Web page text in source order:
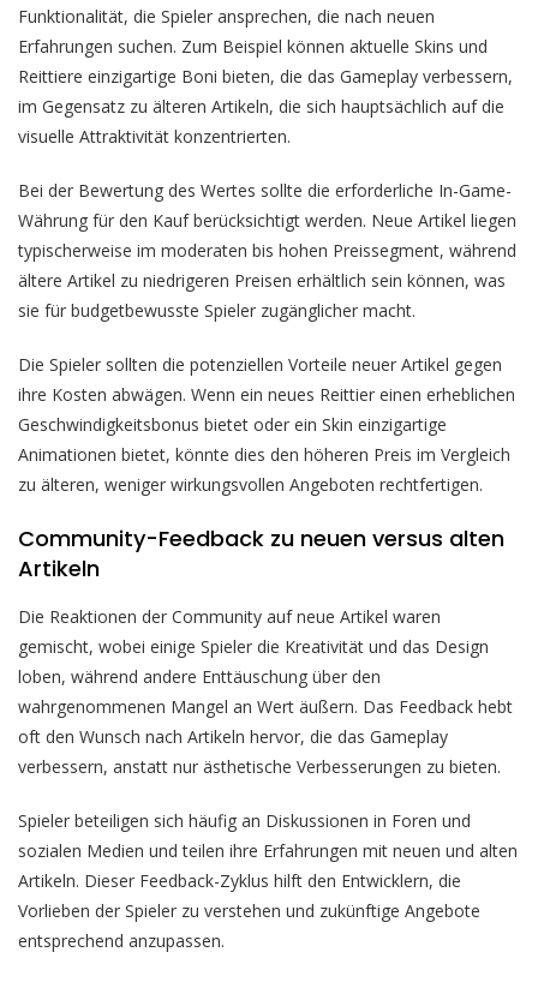
Funktionalität, die Spieler ansprechen, die nach neuen
Erfahrungen suchen. Zum Beispiel können aktuelle Skins und
Reittiere einzigartige Boni bieten, die das Gameplay verbessern,
im Gegensatz zu älteren Artikeln, die sich hauptsächlich auf die
visuelle Attraktivität konzentrierten.
Bei der Bewertung des Wertes sollte die erforderliche In-Game-
Währung für den Kauf berücksichtigt werden. Neue Artikel liegen
typischerweise im moderaten bis hohen Preissegment, während
ältere Artikel zu niedrigeren Preisen erhältlich sein können, was
sie für budgetbewusste Spieler zugänglicher macht.
Die Spieler sollten die potenziellen Vorteile neuer Artikel gegen
ihre Kosten abwägen. Wenn ein neues Reittier einen erheblichen
Geschwindigkeitsbonus bietet oder ein Skin einzigartige
Animationen bietet, könnte dies den höheren Preis im Vergleich
zu älteren, weniger wirkungsvollen Angeboten rechtfertigen.
Community-Feedback zu neuen versus alten
Artikeln
Die Reaktionen der Community auf neue Artikel waren
gemischt, wobei einige Spieler die Kreativität und das Design
loben, während andere Enttäuschung über den
wahrgenommenen Mangel an Wert äußern. Das Feedback hebt
oft den Wunsch nach Artikeln hervor, die das Gameplay
verbessern, anstatt nur ästhetische Verbesserungen zu bieten.
Spieler beteiligen sich häufig an Diskussionen in Foren und
sozialen Medien und teilen ihre Erfahrungen mit neuen und alten
Artikeln. Dieser Feedback-Zyklus hilft den Entwicklern, die
Vorlieben der Spieler zu verstehen und zukünftige Angebote
entsprechend anzupassen.